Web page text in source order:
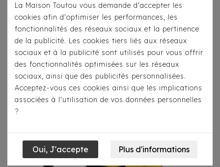
La Maison Toutou vous demande d'accepter les
cookies afin d'optimiser les performances, les
fonctionnalités des réseaux sociaux et la pertinence
de la publicité. Les cookies tiers liés aux réseaux
sociaux et à la publicité sont utilisés pour vous offrir
des fonctionnalités optimisées sur les réseaux
sociaux, ainsi que des publicités personnalisées.
Acceptez-vous ces cookies ainsi que les implications
associées à l'utilisation de vos données personnelles
?